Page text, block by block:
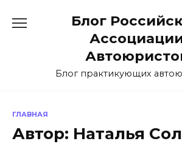
Блог
Блог практикующих
ГЛАВНАЯ
Автор: Наталья